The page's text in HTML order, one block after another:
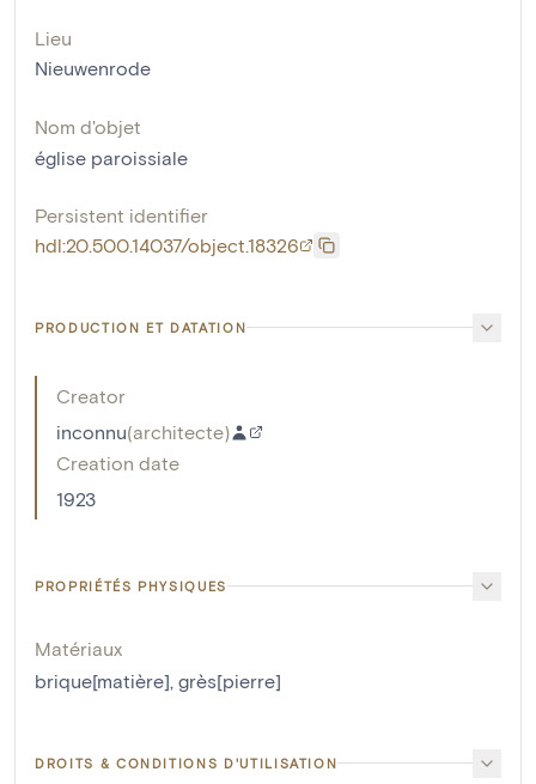
Lieu
Nieuwenrode
Nom d'objet
église paroissiale
Persistent identifier
hdl:20.500.14037/object.18326
PRODUCTION ET DATATION
Creator
inconnu(architecte)
Creation date
1923
PROPRIÉTÉS PHYSIQUES
Matériaux
brique[matière] grès[pierre]
DROITS & CONDITIONS D'UTILISATION